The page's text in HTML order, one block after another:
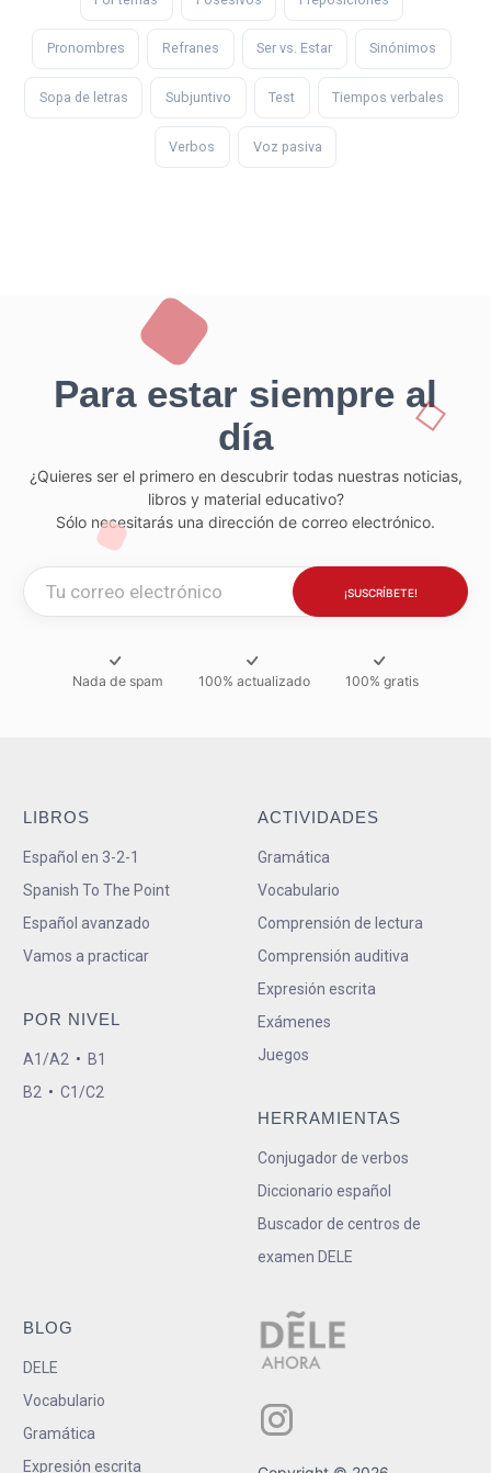
Pronombres Refranes Ser vs. Estar Sinónimos
Sopa de letras Subjuntivo Test Tiempos verbales
Verbos Voz pasiva
Para estar siempre al
día
¿Quieres ser el primero en descubrir todas nuestras noticias,
libros y material educativo?
Sólo necesitarás una dirección de correo electrónico.
Nada de spam 100% actualizado 100% gratis
LIBROS
Español en 3-2-1
Spanish To The Point
Español avanzado
Vamos a practicar
POR NIVEL
A1/A2 • B1
B2 • C1/C2
ACTIVIDADES
Gramática
Vocabulario
Comprensión de lectura
Comprensión auditiva
Expresión escrita
Exámenes
Juegos
HERRAMIENTAS
Conjugador de verbos
Diccionario español
Buscador de centros de
examen DELE
BLOG
DELE
Vocabulario
Gramática
Expresión escrita